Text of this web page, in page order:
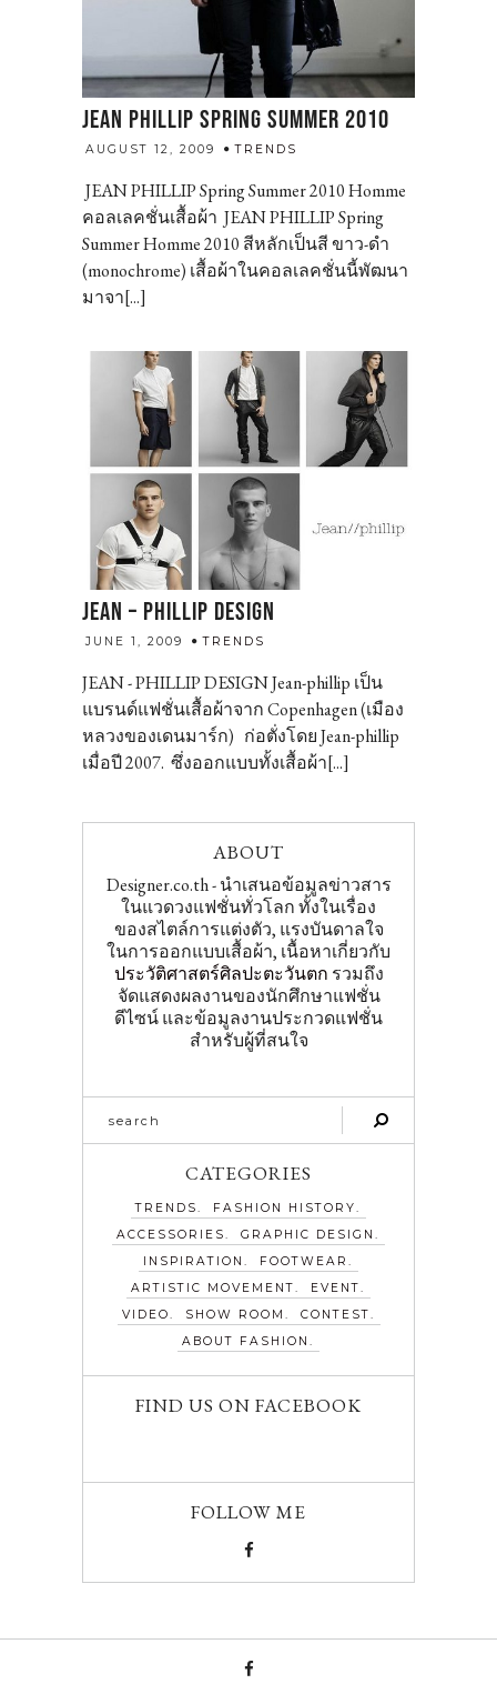
JEAN PHILLIP SPRING SUMMER 2010
AUGUST 12, 2009 TRENDS
JEAN PHILLIP Spring Summer 2010 Homme
คอลเลคชั่นเสื้อผ้า JEAN PHILLIP Spring
Summer Homme 2010 สีหลักเป็นสี ขาว-ดำ
(monochrome) เสื้อผ้าในคอลเลคชั่นนี้พัฒนา
มาจา[...]
JEAN – PHILLIP DESIGN
JUNE 1, 2009 TRENDS
JEAN - PHILLIP DESIGN Jean-phillip เป็น
แบรนด์แฟชั่นเสื้อผ้าจาก Copenhagen (เมือง
หลวงของเดนมาร์ก) ก่อตั่งโดย Jean-phillip
เมื่อปี 2007. ซึ่งออกแบบทั้งเสื้อผ้า[...]
ABOUT
Designer.co.th - นำเสนอข้อมูลข่าวสาร
ในแวดวงแฟชั่นทั่วโลก ทั้งในเรื่อง
ของสไตล์การแต่งตัว, แรงบันดาลใจ
ในการออกแบบเสื้อผ้า, เนื้อหาเกี่ยวกับ
ประวัติศาสตร์ศิลปะตะวันตก รวมถึง
จัดแสดงผลงานของนักศึกษาแฟชั่น
ดีไซน์ และข้อมูลงานประกวดแฟชั่น
สำหรับผู้ที่สนใจ
CATEGORIES
TRENDS
FASHION HISTORY
ACCESSORIES
GRAPHIC DESIGN
INSPIRATION
FOOTWEAR
ARTISTIC MOVEMENT
EVENT
VIDEO
SHOW ROOM
CONTEST
ABOUT FASHION
FIND US ON FACEBOOK
FOLLOW ME